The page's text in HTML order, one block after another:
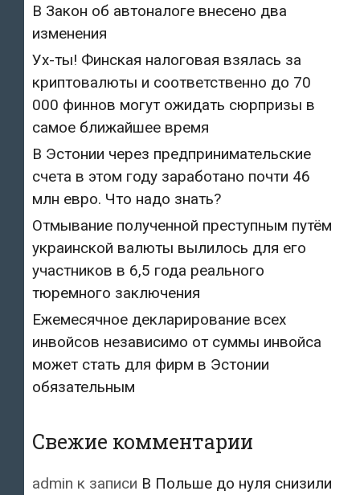
В Закон об автоналоге внесено два
изменения
Ух-ты! Финская налоговая взялась за
криптовалюты и соответственно до 70
000 финнов могут ожидать сюрпризы в
самое ближайшее время
В Эстонии через предпринимательские
счета в этом году заработано почти 46
млн евро. Что надо знать?
Отмывание полученной преступным путём
украинской валюты вылилось для его
участников в 6,5 года реального
тюремного заключения
Ежемесячное декларирование всех
инвойсов независимо от суммы инвойса
может стать для фирм в Эстонии
обязательным
Свежие комментарии
admin к записи В Польше до нуля снизили